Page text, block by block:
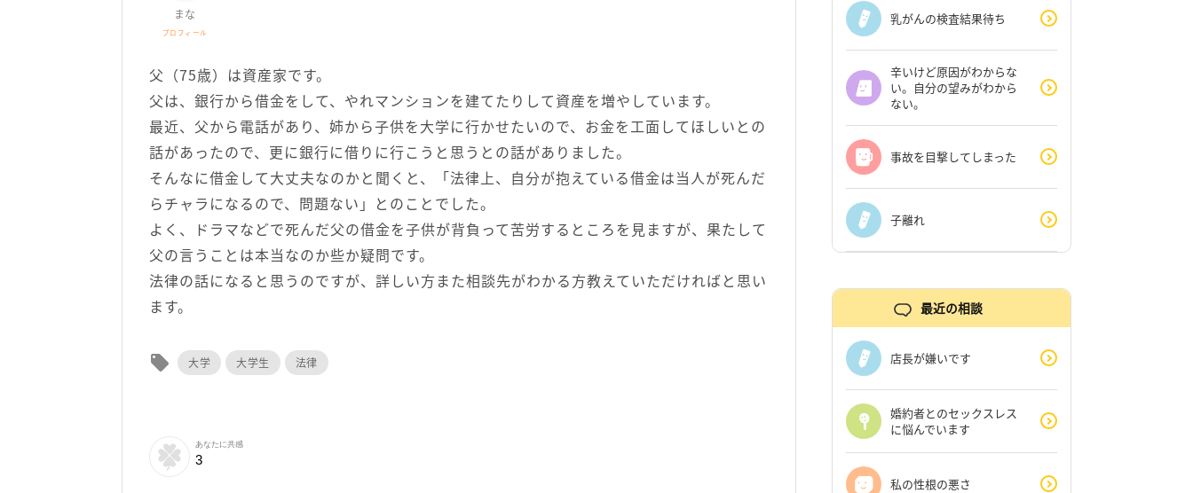
まな
プロフィール
父（75歳）は資産家です。
父は、銀行から借金をして、やれマンションを建てたりして資産を増やしています。
最近、父から電話があり、姉から子供を大学に行かせたいので、お金を工面してほしいとの
話があったので、更に銀行に借りに行こうと思うとの話がありました。
そんなに借金して大丈夫なのかと聞くと、「法律上、自分が抱えている借金は当人が死んだ
らチャラになるので、問題ない」とのことでした。
よく、ドラマなどで死んだ父の借金を子供が背負って苦労するところを見ますが、果たして
父の言うことは本当なのか些か疑問です。
法律の話になると思うのですが、詳しい方また相談先がわかる方教えていただければと思い
ます。
local_offer 大学 大学生 法律
あなたに共感
3
乳がんの検査結果待ち
辛いけど原因がわからな
い。自分の望みがわから
ない。
事故を目撃してしまった
子離れ
最近の相談
店長が嫌いです
婚約者とのセックスレス
に悩んでいます
私の性根の悪さ